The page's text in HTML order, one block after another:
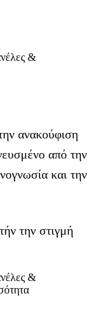
&
ανακούφιση
από την
και την
την στιγμή
&